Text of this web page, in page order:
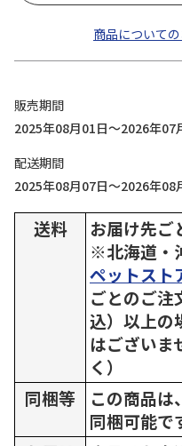
商品について
販売期間
2025年08月01日～2026年07
配送期間
2025年08月07日～2026年08
送料
お届け先ご
※北海道・
ペットスト
ごとのご
込）以上の
はございま
く）
同梱等
この商品は、
同梱可能で